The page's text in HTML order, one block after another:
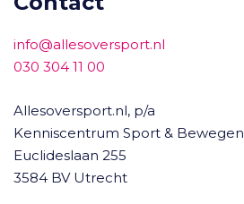
info@allesoversport.nl
030 304 11 00
Allesoversport.nl, p/a
Kenniscentrum Sport & Bewegen
Euclideslaan 255
3584 BV Utrecht